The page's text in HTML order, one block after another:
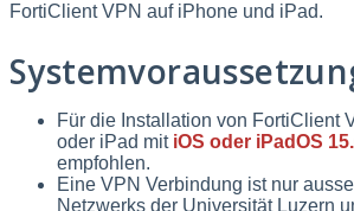
FortiClient VPN auf iPhone und iPad.
Für die Installation von FortiClient
oder iPad mit iOS oder iPadOS
empfohlen.
Eine VPN Verbindung ist nur
Netzwerks der Universität Luzern